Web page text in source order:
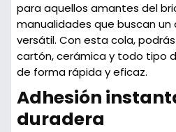
para aquellos amantes del
manualidades que buscan un
versátil. Con esta cola,
cartón, cerámica y todo tipo
de forma rápida y eficaz.
Adhesión
duradera